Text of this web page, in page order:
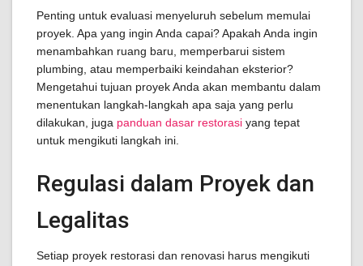
Penting untuk evaluasi menyeluruh sebelum memulai
proyek. Apa yang ingin Anda capai? Apakah Anda ingin
menambahkan ruang baru, memperbarui sistem
plumbing, atau memperbaiki keindahan eksterior?
Mengetahui tujuan proyek Anda akan membantu dalam
menentukan langkah-langkah apa saja yang perlu
dilakukan, juga panduan dasar restorasi yang tepat
untuk mengikuti langkah ini.
Regulasi dalam Proyek dan
Legalitas
Setiap proyek restorasi dan renovasi harus mengikuti